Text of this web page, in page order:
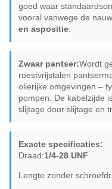
goed waar
vooral vanwege de
en aspositie
Zwaar pantser:Wordt
roestvrijstalen
olierijke omgevingen –
pompen. De kabelzijde
slijtage door slijtage en
Exacte specificaties:
Draad:1/4-28 UNF
Lengte zonder